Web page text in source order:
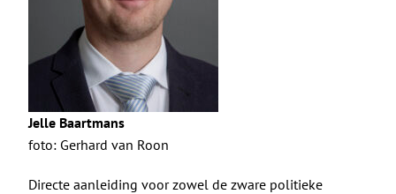
Jelle Baartmans
foto: Gerhard van Roon
Directe aanleiding voor zowel de zware politieke